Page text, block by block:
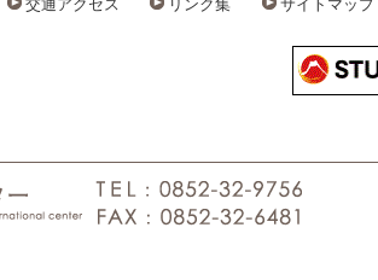
交通アクセス リンク集 サイトマップ